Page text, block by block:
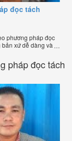
đọc tách
phương pháp đọc
xứ dễ dàng và
HelloChao.vn -
giới!
pháp đọc tách